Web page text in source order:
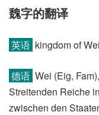
魏字的翻译
英语 kingdom of
德语 Wei (Eig,
Streitenden Reiche
zwischen den